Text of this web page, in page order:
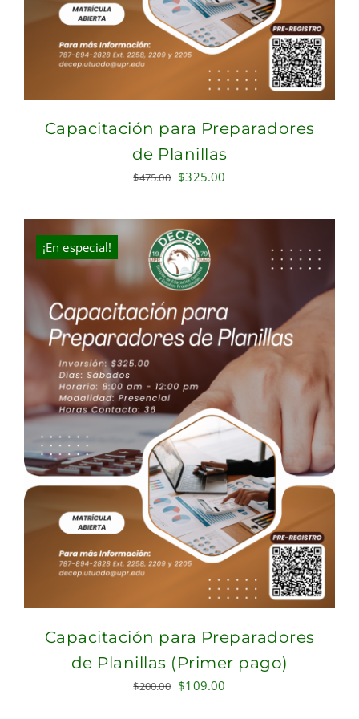
Capacitación para Preparadores
de Planillas
$475.00 Original
was:
$475.00.
$325.00
is:
¡En especial!
Capacitación para Preparadores
de Planillas (Primer pago)
$200.00 Original
$109.00